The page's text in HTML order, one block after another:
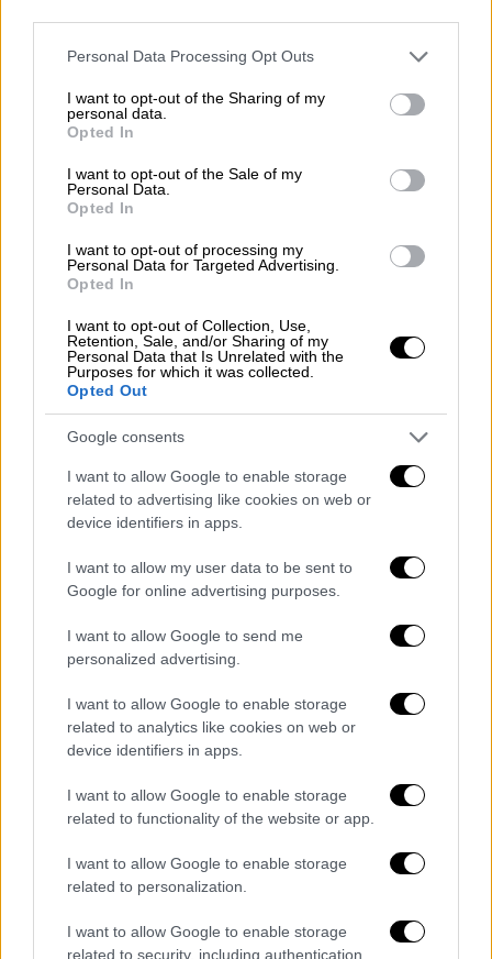
Please note that this website/app uses one or more Google
not limited to your visit or usage behaviour. You may click to
grant or deny consent to Google and its third-party tags to
use your data for below specified purposes in below Google
consent section.
Personal Data Processing Opt Outs
I want to opt-out of the Sharing of my
personal data.
Opted In
I want to opt-out of the Sale of my
Personal Data.
Opted In
I want to opt-out of processing my
Personal Data for Targeted Advertising.
Opted In
I want to opt-out of Collection, Use,
Retention, Sale, and/or Sharing of my
Personal Data that Is Unrelated with the
Purposes for which it was collected.
Opted Out
Google consents
I want to allow Google to enable storage
related to advertising like cookies on web or
device identifiers in apps.
I want to allow my user data to be sent to
Google for online advertising purposes.
I want to allow Google to send me
personalized advertising.
I want to allow Google to enable storage
related to analytics like cookies on web or
device identifiers in apps.
I want to allow Google to enable storage
related to functionality of the website or app.
I want to allow Google to enable storage
related to personalization.
I want to allow Google to enable storage
related to security, including authentication
Κόσμος|24.09.2020 22:40
Κορονοϊός: Ο κυβερνήτης της Νέας
Υόρκης «δεν εμπιστεύεται» την
κυβέρνηση για τα εμβόλια
Ο Δημοκρατικός κυβερνήτης κατηγορεί τον
Ντόναλντ Τραμπ και την κυβέρνησή του ότι
υποδαύλισαν την πανδημία
πολιτικοποιώντας την κρίση
Κόσμος|26.06.2020 23:37